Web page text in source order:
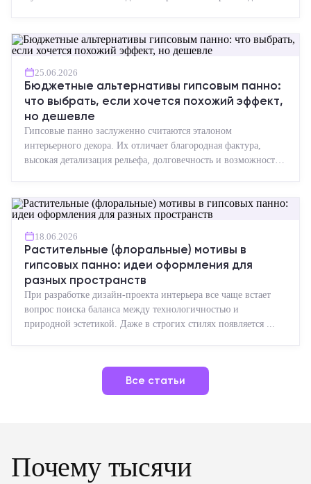
25.06.2026
Бюджетные альтернативы гипсовым панно:
что выбрать, если хочется похожий эффект,
но дешевле
Гипсовые панно заслуженно считаются эталоном
интерьерного декора. Их отличает благородная фактура,
высокая детализация рельефа, долговечность и возможность
18.06.2026
Растительные (флоральные) мотивы в
гипсовых панно: идеи оформления для
разных пространств
При разработке дизайн-проекта интерьера все чаще встает
вопрос поиска баланса между технологичностью и
природной эстетикой. Даже в строгих стилях появляется ...
Все статьи
Почему тысячи